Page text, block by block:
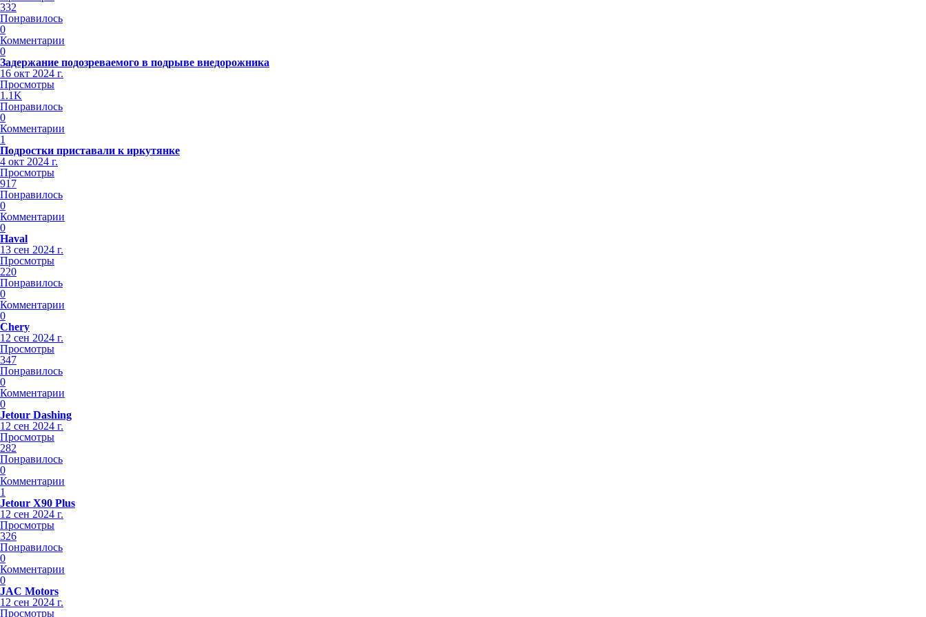
332
Понравилось
0
Комментарии
0
Задержание подозреваемого в подрыве внедорожника
16 окт 2024 г.
Просмотры
1.1K
Понравилось
0
Комментарии
1
Подростки приставали к иркутянке
4 окт 2024 г.
Просмотры
917
Понравилось
0
Комментарии
0
Haval
13 сен 2024 г.
Просмотры
220
Понравилось
0
Комментарии
0
Chery
12 сен 2024 г.
Просмотры
347
Понравилось
0
Комментарии
0
Jetour Dashing
12 сен 2024 г.
Просмотры
282
Понравилось
0
Комментарии
1
Jetour X90 Plus
12 сен 2024 г.
Просмотры
326
Понравилось
0
Комментарии
0
JAC Motors
12 сен 2024 г.
Просмотры